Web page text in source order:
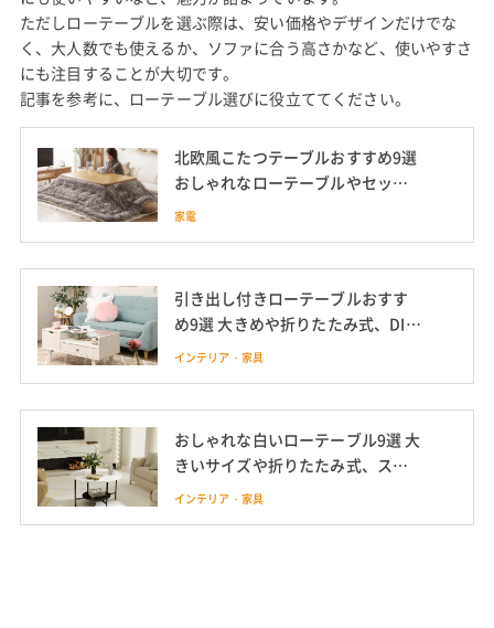
ただしローテーブルを選ぶ際は、安い価格やデザインだけでな
く、大人数でも使えるか、ソファに合う高さかなど、使いやすさ
にも注目することが大切です。
記事を参考に、ローテーブル選びに役立ててください。
北欧風こたつテーブルおすすめ9選
おしゃれなローテーブルやセット
も
家電
引き出し付きローテーブルおすす
め9選 大きめや折りたたみ式、DIY
方法も
インテリア・家具
おしゃれな白いローテーブル9選 大
きいサイズや折りたたみ式、スタ
イリッシュな細脚も
インテリア・家具